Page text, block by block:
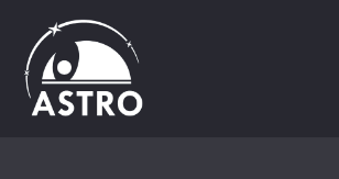
Saltar
al
contenido